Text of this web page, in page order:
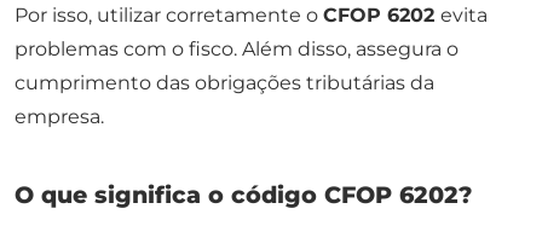
Por isso, utilizar corretamente o CFOP 6202 evita
problemas com o fisco. Além disso, assegura o
cumprimento das obrigações tributárias da
empresa.
O que significa o código CFOP 6202?